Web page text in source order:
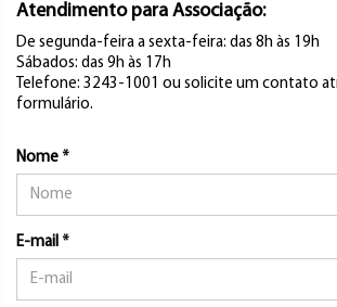
Atendimento para Associação:
De segunda-feira a sexta-feira: das 8h às 19h
Sábados: das 9h às 17h
Telefone: 3243-1001 ou solicite um contato
formulário.
Nome *
E-mail *